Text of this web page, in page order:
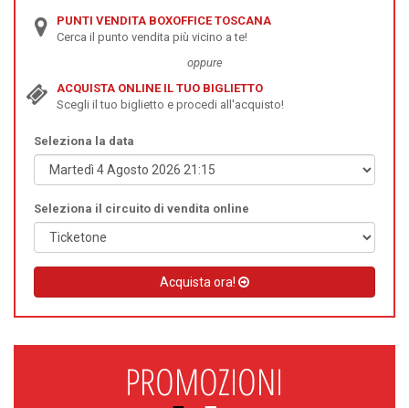
PUNTI VENDITA BOXOFFICE TOSCANA
Cerca il punto vendita più vicino a te!
oppure
ACQUISTA ONLINE IL TUO BIGLIETTO
Scegli il tuo biglietto e procedi all'acquisto!
Seleziona la data
Seleziona il circuito di vendita online
Acquista ora!